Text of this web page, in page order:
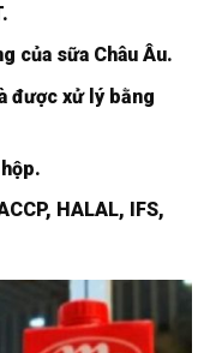
của sữa Châu Âu.
được xử lý bằng
HALAL, IFS,